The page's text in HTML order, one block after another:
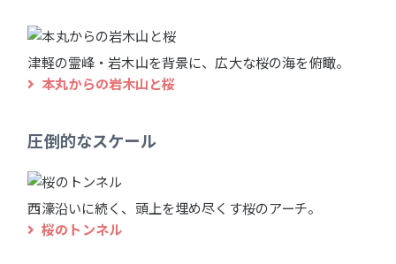
津軽の霊峰・岩木山を背景に、広大な桜の海を俯瞰。
本丸からの岩木山と桜
圧倒的なスケール
西濠沿いに続く、頭上を埋め尽くす桜のアーチ。
桜のトンネル